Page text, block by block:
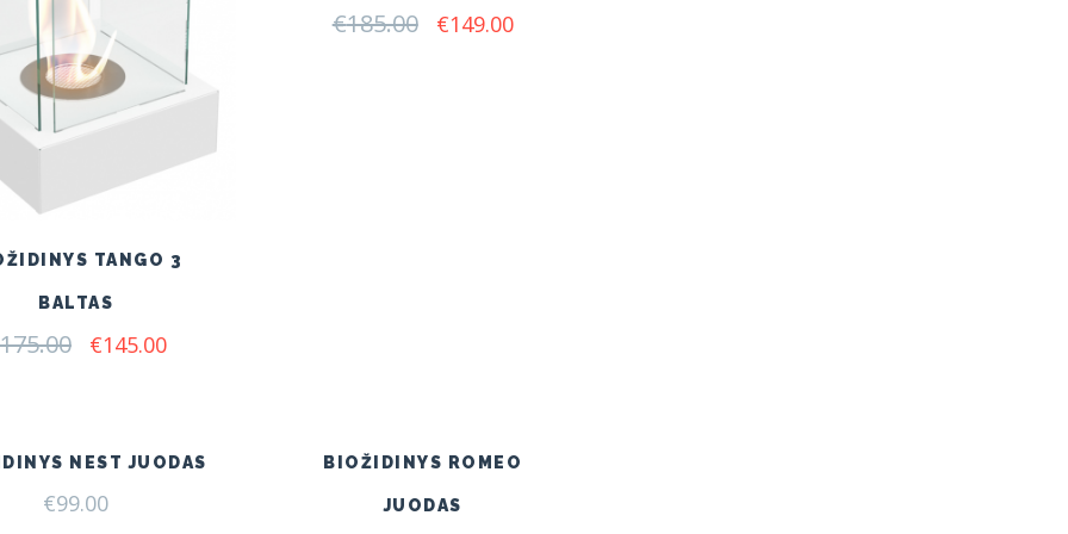
TANGO 3
BALTAS
175.00 Original
€145.00Current
€185.00 Original
€149.00Current
NEST JUODAS
€99.00
BIOŽIDINYS ROMEO
JUODAS